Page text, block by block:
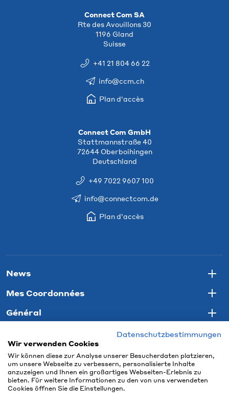
Connect Com SA
Rte des Avouillons 30
1196 Gland
Suisse
+41 21 804 66 22
info@ccm.ch
Plan d'accès
Connect Com GmbH
Stattmannstraße 40
72644 Oberboihingen
Deutschland
+49 7022 9607 100
info@connectcom.de
Plan d'accès
News
Mes Coordonnées
Général
Datenschutzbestimmungen
Wir verwenden Cookies
Wir können diese zur Analyse unserer Besucherdaten platzieren,
um unsere Webseite zu verbessern, personalisierte Inhalte
anzuzeigen und Ihnen ein großartiges Webseiten-Erlebnis zu
bieten. Für weitere Informationen zu den von uns verwendeten
Cookies öffnen Sie die Einstellungen.